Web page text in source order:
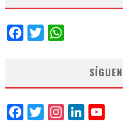
Facebook
Twitter
Facebook
Twitter